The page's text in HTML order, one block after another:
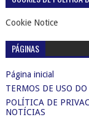
Cookie Notice
PÁGINAS
Página inicial
TERMOS DE USO
POLÍTICA DE
NOTÍCIAS